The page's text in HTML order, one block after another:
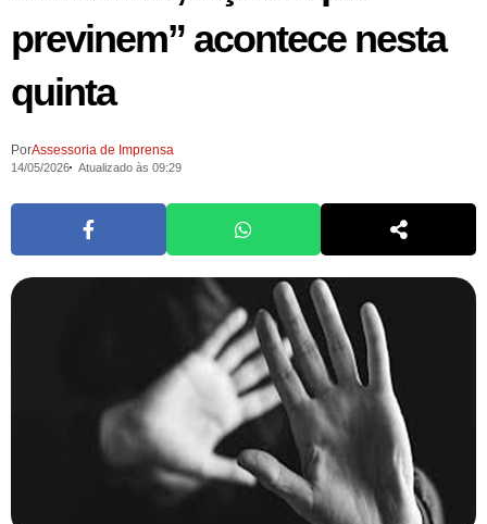
previnem” acontece nesta
quinta
PorAssessoria de Imprensa
14/05/2026 Atualizado às 09:29